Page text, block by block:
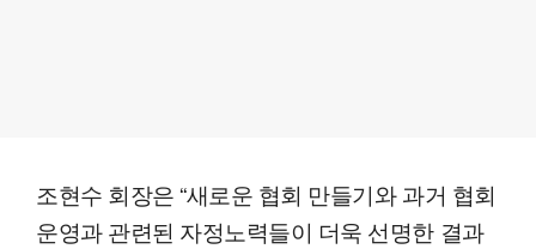
조현수 회장은 “새로운 협회 만들기와 과거 협회
운영과 관련된 자정노력들이 더욱 선명한 결과